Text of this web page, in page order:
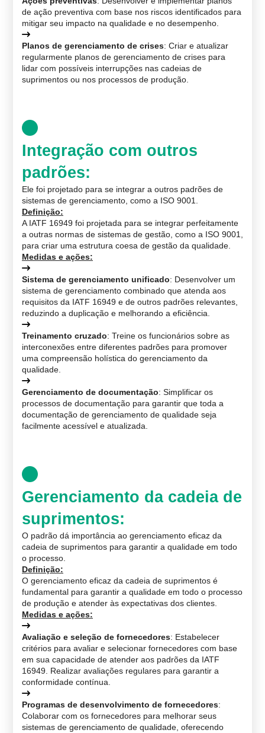
de ação preventiva com base nos riscos identificados para
mitigar seu impacto na qualidade e no desempenho.
Planos de gerenciamento de crises: Criar e atualizar
regularmente planos de gerenciamento de crises para
lidar com possíveis interrupções nas cadeias de
suprimentos ou nos processos de produção.
Integração com outros
padrões:
Ele foi projetado para se integrar a outros padrões de
sistemas de gerenciamento, como a ISO 9001.
Definição:
A IATF 16949 foi projetada para se integrar perfeitamente
a outras normas de sistemas de gestão, como a ISO 9001,
para criar uma estrutura coesa de gestão da qualidade.
Medidas e ações:
Sistema de gerenciamento unificado: Desenvolver um
sistema de gerenciamento combinado que atenda aos
requisitos da IATF 16949 e de outros padrões relevantes,
reduzindo a duplicação e melhorando a eficiência.
Treinamento cruzado: Treine os funcionários sobre as
interconexões entre diferentes padrões para promover
uma compreensão holística do gerenciamento da
qualidade.
Gerenciamento de documentação: Simplificar os
processos de documentação para garantir que toda a
documentação de gerenciamento de qualidade seja
facilmente acessível e atualizada.
Gerenciamento da cadeia de
suprimentos:
O padrão dá importância ao gerenciamento eficaz da
cadeia de suprimentos para garantir a qualidade em todo
o processo.
Definição:
O gerenciamento eficaz da cadeia de suprimentos é
fundamental para garantir a qualidade em todo o processo
de produção e atender às expectativas dos clientes.
Medidas e ações:
Avaliação e seleção de fornecedores: Estabelecer
critérios para avaliar e selecionar fornecedores com base
em sua capacidade de atender aos padrões da IATF
16949. Realizar avaliações regulares para garantir a
conformidade contínua.
Programas de desenvolvimento de fornecedores:
Colaborar com os fornecedores para melhorar seus
sistemas de gerenciamento de qualidade, oferecendo